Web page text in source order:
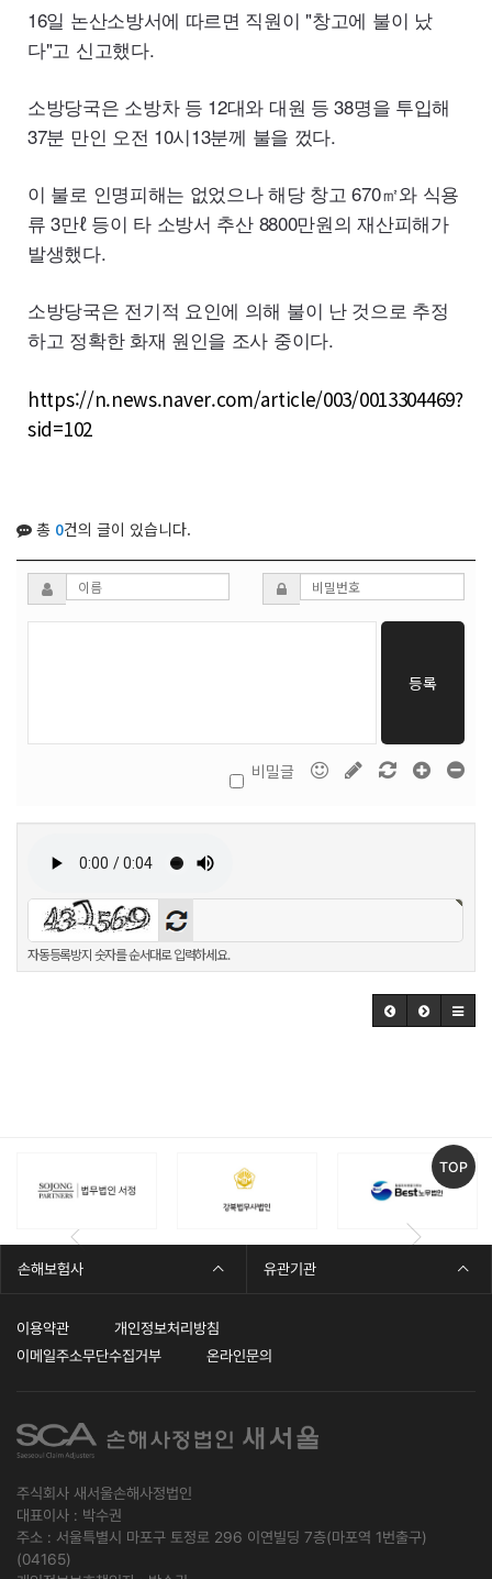
16일 논산소방서에 따르면 직원이 "창고에 불이 났
다"고 신고했다.
소방당국은 소방차 등 12대와 대원 등 38명을 투입해
37분 만인 오전 10시13분께 불을 껐다.
이 불로 인명피해는 없었으나 해당 창고 670㎡와 식용
류 3만ℓ 등이 타 소방서 추산 8800만원의 재산피해가
발생했다.
소방당국은 전기적 요인에 의해 불이 난 것으로 추정
하고 정확한 화재 원인을 조사 중이다.
https://n.news.naver.com/article/003/0013304469?
sid=102
총 0건의 글이 있습니다.
등록
비밀글
자동등록방지 숫자를 순서대로 입력하세요.
이용약관
개인정보처리방침
이메일주소무단수집거부
온라인문의
손해보험사 유관기관
주식회사 새서울손해사정법인
대표이사 : 박수권
주소 : 서울특별시 마포구 토정로 296 이연빌딩 7층(마포역 1번출구)
(04165)
TOP